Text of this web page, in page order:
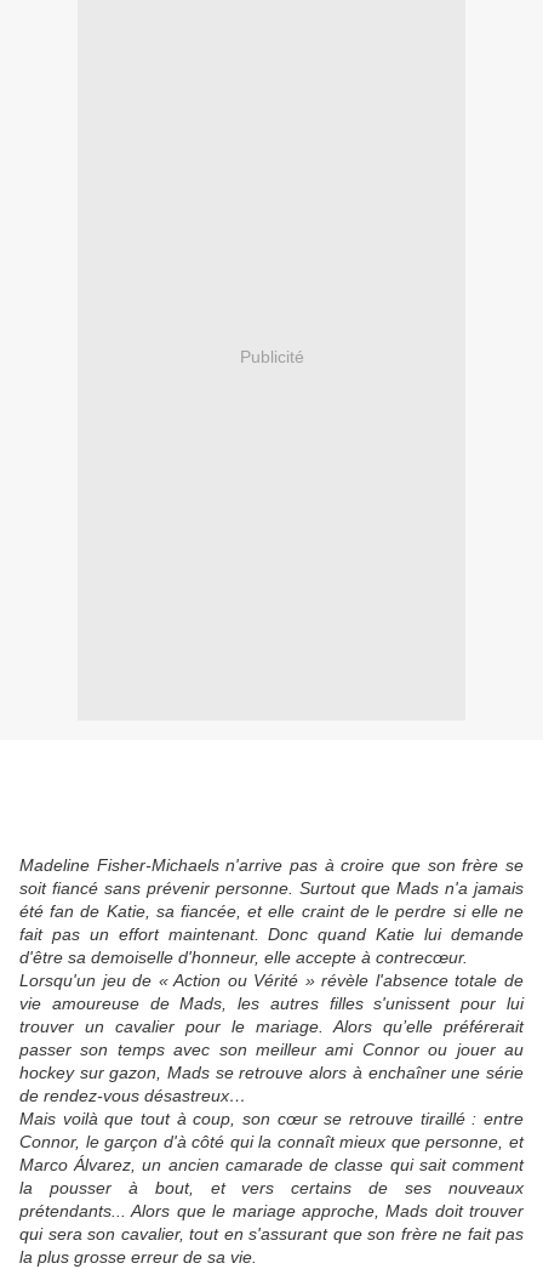
Publicité
Madeline Fisher-Michaels n'arrive pas à croire que son frère se
soit fiancé sans prévenir personne. Surtout que Mads n'a jamais
été fan de Katie, sa fiancée, et elle craint de le perdre si elle ne
fait pas un effort maintenant. Donc quand Katie lui demande
d'être sa demoiselle d'honneur, elle accepte à contrecœur.
Lorsqu'un jeu de « Action ou Vérité » révèle l'absence totale de
vie amoureuse de Mads, les autres filles s'unissent pour lui
trouver un cavalier pour le mariage. Alors qu’elle préférerait
passer son temps avec son meilleur ami Connor ou jouer au
hockey sur gazon, Mads se retrouve alors à enchaîner une série
de rendez-vous désastreux…
Mais voilà que tout à coup, son cœur se retrouve tiraillé : entre
Connor, le garçon d'à côté qui la connaît mieux que personne, et
Marco Álvarez, un ancien camarade de classe qui sait comment
la pousser à bout, et vers certains de ses nouveaux
prétendants... Alors que le mariage approche, Mads doit trouver
qui sera son cavalier, tout en s'assurant que son frère ne fait pas
la plus grosse erreur de sa vie.